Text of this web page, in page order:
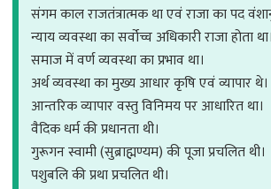
संगम काल राजतंत्रात्मक था एवं राजा का पद
न्याय व्यवस्था का सर्वोच्च अधिकारी राजा होता था।
समाज में वर्ण व्यवस्था का प्रभाव था।
अर्थ व्यवस्था का मुख्य आधार कृषि एवं व्यापार थे।
आन्तरिक व्यापार वस्तु विनिमय पर आधारित था।
वैदिक धर्म की प्रधानता थी।
गुरूगन स्वामी (सुब्राह्मण्यम) की पूजा प्रचलित थी।
पशुबलि की प्रथा प्रचलित थी।